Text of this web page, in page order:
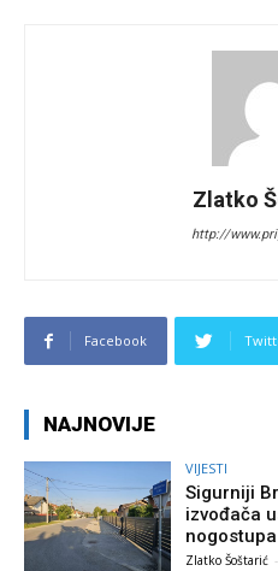
Zlatko
http://
Facebook
NAJNOVIJE
VIJESTI
Sigurniji
izvođača
Zlatko Šoštarić -